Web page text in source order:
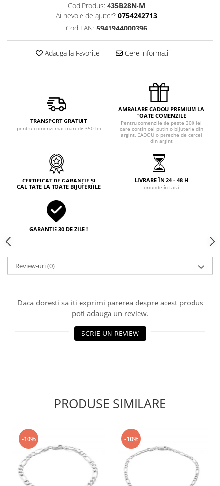
Cod Produs: 435B28N-M
Ai nevoie de ajutor? 0754242713
Cod EAN: 5941944000396
Adauga la Favorite Cere informatii
TRANSPORT GRATUIT
pentru comenzi mai mari de 350 lei
AMBALARE CADOU PREMIUM LA
TOATE COMENZILE
Pentru comenzile de peste 300 lei
care contin cel putin o bijuterie din
argint, CADOU o pereche de cercei
din argint
CERTIFICAT DE GARANȚIE ȘI
CALITATE LA TOATE BIJUTERIILE
LIVRARE ÎN 24 - 48 H
oriunde în țară
GARANȚIE 30 DE ZILE !
Review-uri(0)
Daca doresti sa iti exprimi parerea despre acest produs
poti adauga un review.
SCRIE UN REVIEW
PRODUSE SIMILARE
-10% -10%